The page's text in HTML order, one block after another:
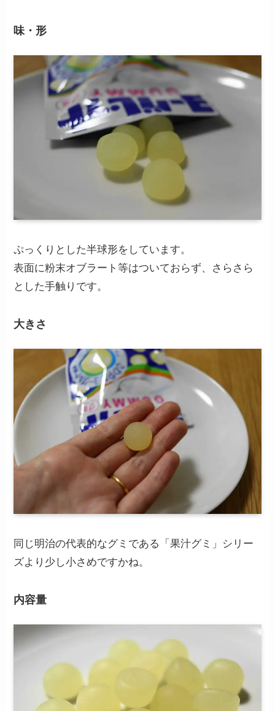
味・形
ぷっくりとした半球形をしています。
表面に粉末オブラート等はついておらず、さらさら
とした手触りです。
大きさ
同じ明治の代表的なグミである「果汁グミ」シリー
ズより少し小さめですかね。
内容量